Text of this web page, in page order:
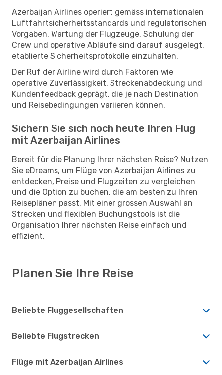
Azerbaijan Airlines operiert gemäss internationalen
Luftfahrtsicherheitsstandards und regulatorischen
Vorgaben. Wartung der Flugzeuge, Schulung der
Crew und operative Abläufe sind darauf ausgelegt,
etablierte Sicherheitsprotokolle einzuhalten.
Der Ruf der Airline wird durch Faktoren wie
operative Zuverlässigkeit, Streckenabdeckung und
Kundenfeedback geprägt, die je nach Destination
und Reisebedingungen variieren können.
Sichern Sie sich noch heute Ihren Flug
mit Azerbaijan Airlines
Bereit für die Planung Ihrer nächsten Reise? Nutzen
Sie eDreams, um Flüge von Azerbaijan Airlines zu
entdecken, Preise und Flugzeiten zu vergleichen
und die Option zu buchen, die am besten zu Ihren
Reiseplänen passt. Mit einer grossen Auswahl an
Strecken und flexiblen Buchungstools ist die
Organisation Ihrer nächsten Reise einfach und
effizient.
Planen Sie Ihre Reise
Beliebte Fluggesellschaften
Beliebte Flugstrecken
Flüge mit Azerbaijan Airlines